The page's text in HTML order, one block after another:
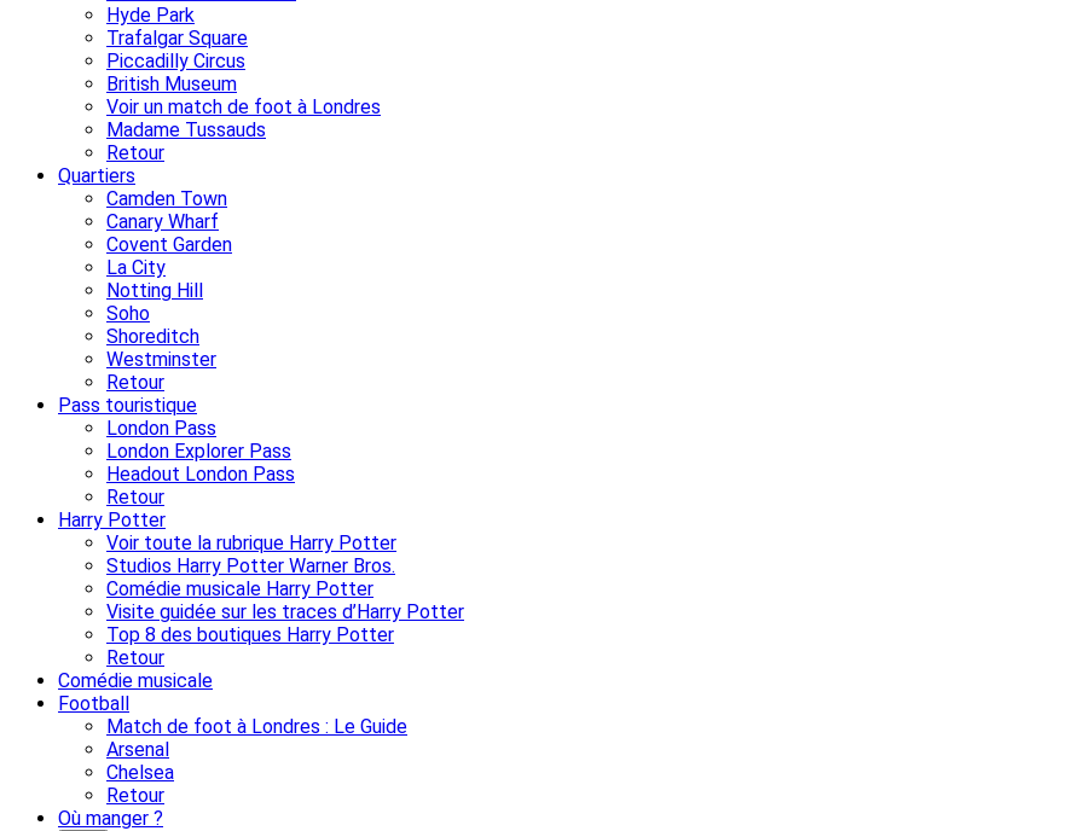
Hyde Park
Trafalgar Square
Piccadilly Circus
British Museum
Voir un match de foot à Londres
Madame Tussauds
Retour
Quartiers
Camden Town
Canary Wharf
Covent Garden
La City
Notting Hill
Soho
Shoreditch
Westminster
Retour
Pass touristique
London Pass
London Explorer Pass
Headout London Pass
Retour
Harry Potter
Voir toute la rubrique Harry Potter
Studios Harry Potter Warner Bros.
Comédie musicale Harry Potter
Visite guidée sur les traces d’Harry Potter
Top 8 des boutiques Harry Potter
Retour
Comédie musicale
Football
Match de foot à Londres : Le Guide
Arsenal
Chelsea
Retour
Où manger ?